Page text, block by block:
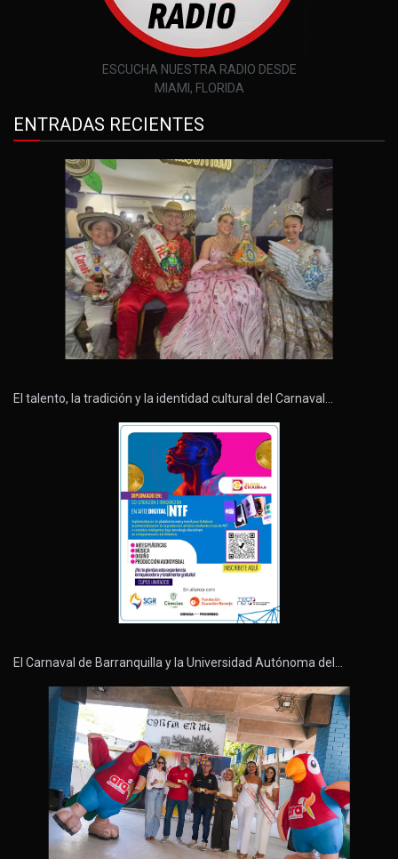
ESCUCHA NUESTRA RADIO DESDE
MIAMI, FLORIDA
ENTRADAS RECIENTES
El talento, la tradición y la identidad cultural del Carnaval…
El Carnaval de Barranquilla y la Universidad Autónoma del…